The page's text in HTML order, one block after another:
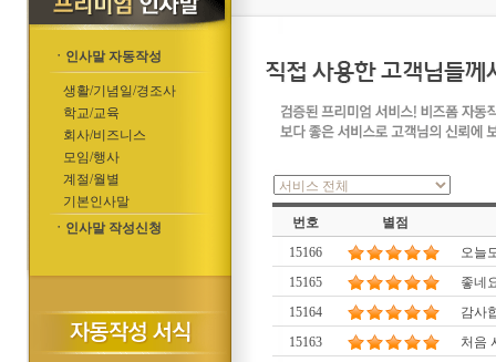
ㆍ인사말 자동작성
생활/기념일/경조사
학교/교육
회사/비즈니스
모임/행사
계절/월별
기본인사말
ㆍ인사말 작성신청
번호
별점
15166
오늘
15165
좋네
15164
감사
15163
처음